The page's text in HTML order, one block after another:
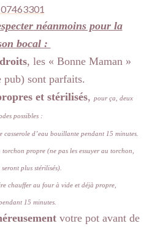
néanmoins pour la
bocal :
, les « Bonne Maman »
pub) sont parfaits.
et stérilisés, pour ça, deux
possibles :
d’eau bouillante pendant 15 minutes.
propre (ne pas les essuyer au torchon,
plus stérilisés).
chauffer au four à vide et déjà propre,
15 minutes.
votre pot avant de